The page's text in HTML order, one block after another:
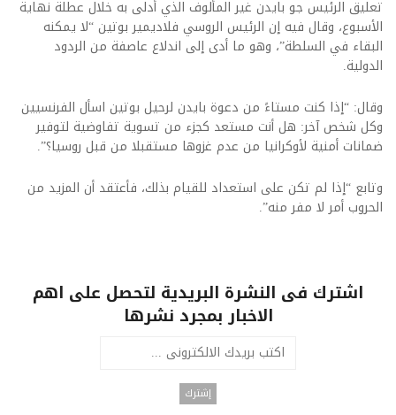
تعليق الرئيس جو بايدن غير المألوف الذي أدلى به خلال عطلة نهاية
الأسبوع، وقال فيه إن الرئيس الروسي فلاديمير بوتين “لا يمكنه
البقاء في السلطة”، وهو ما أدى إلى اندلاع عاصفة من الردود
الدولية.
وقال: “إذا كنت مستاءً من دعوة بايدن لرحيل بوتين اسأل الفرنسيين
وكل شخص آخر: هل أنت مستعد كجزء من تسوية تفاوضية لتوفير
ضمانات أمنية لأوكرانيا من عدم غزوها مستقبلا من قبل روسيا؟”.
وتابع “إذا لم تكن على استعداد للقيام بذلك، فأعتقد أن المزيد من
الحروب أمر لا مفر منه”.
اشترك فى النشرة البريدية لتحصل على اهم
الاخبار بمجرد نشرها